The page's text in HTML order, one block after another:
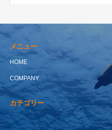
メニュー
HOME
COMPANY
カテゴリー